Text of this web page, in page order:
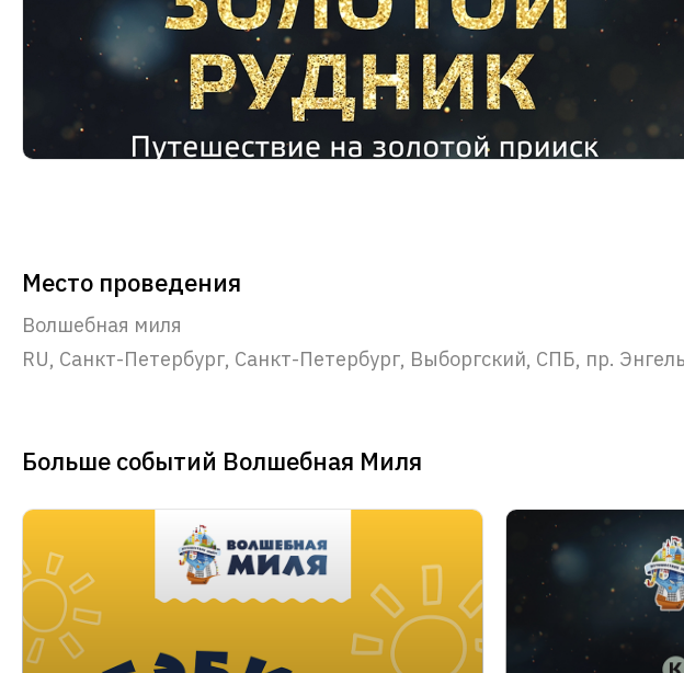
Место проведения
Волшебная миля
RU, Санкт-Петербург, Санкт-Петербург, Выборгский, СПБ, пр.
Больше событий Волшебная Миля